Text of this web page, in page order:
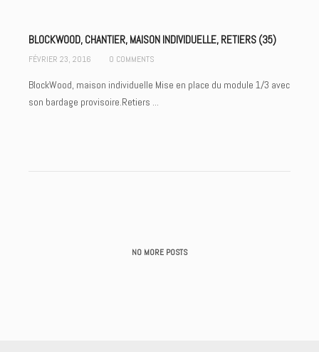
BLOCKWOOD, CHANTIER, MAISON INDIVIDUELLE, RETIERS (35)
FÉVRIER 23, 2016 0 COMMENTS
BlockWood, maison individuelle Mise en place du module 1/3 avec
son bardage provisoire.Retiers ...
NO MORE POSTS